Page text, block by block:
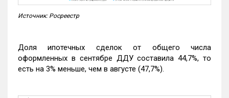
Источник: Росреестр
Доля ипотечных сделок от общего числа
оформленных в сентябре ДДУ составила 44,7%, то
есть на 3% меньше, чем в августе (47,7%).